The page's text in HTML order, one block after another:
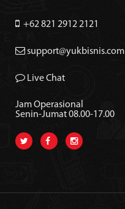
+62 821 2912 2121
support@yukbisnis.com
Live Chat
Jam Operasional
Senin-Jumat 08.00-17.00